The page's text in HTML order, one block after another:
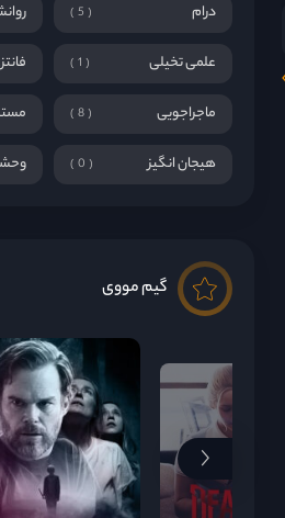
درام 5
علمی تخیلی 1
ماجراجویی 8
هیجان انگیز 0
گیم مووی